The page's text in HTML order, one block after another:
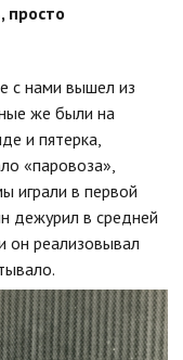
просто
с нами вышел из
же были на
и пятерка,
«паровоза»,
играли в первой
дежурил в средней
он реализовывал